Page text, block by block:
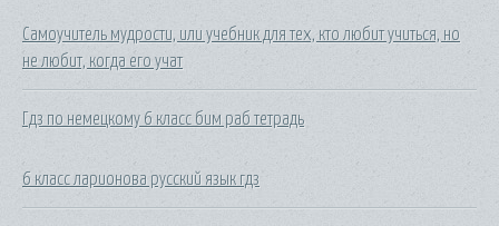
Самоучитель мудрости, или учебник для тех, кто любит учиться, но
не любит, когда его учат
Гдз по немецкому 6 класс бим раб тетрадь
6 класс ларионова русский язык гдз